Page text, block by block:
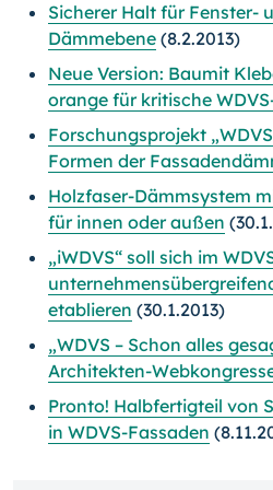
Sicherer Halt für Fenster-
Dämmebene (8.2.2013)
Neue Version: Baumit
orange für kritische
Forschungsprojekt
Formen der
Holzfaser-Dämmsystem
für innen oder außen
„iWDVS“ soll sich im
etablieren (30.1.2013)
„WDVS – Schon alles
Architekten-
Pronto! Halbfertigteil von
in WDVS-Fassaden